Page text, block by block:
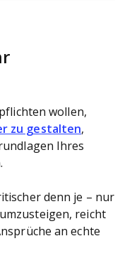
wollen,
zu gestalten,
Ihres
denn je – nur
reicht
an echte